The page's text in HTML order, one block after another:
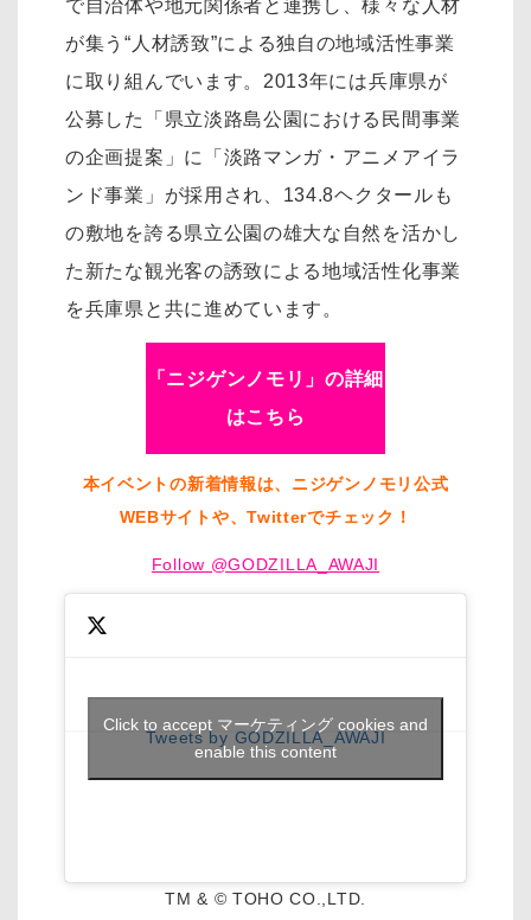
で自治体や地元関係者と連携し、様々な人材
が集う“人材誘致”による独自の地域活性事業
に取り組んでいます。2013年には兵庫県が
公募した「県立淡路島公園における民間事業
の企画提案」に「淡路マンガ・アニメアイラ
ンド事業」が採用され、134.8ヘクタールも
の敷地を誇る県立公園の雄大な自然を活かし
た新たな観光客の誘致による地域活性化事業
を兵庫県と共に進めています。
「ニジゲンノモリ」の詳細
はこちら
本イベントの新着情報は、ニジゲンノモリ公式
WEBサイトや、Twitterでチェック！
Follow @GODZILLA_AWAJI
Tweets by GODZILLA_AWAJI
Click to accept マーケティング cookies and
enable this content
TM & © TOHO CO.,LTD.